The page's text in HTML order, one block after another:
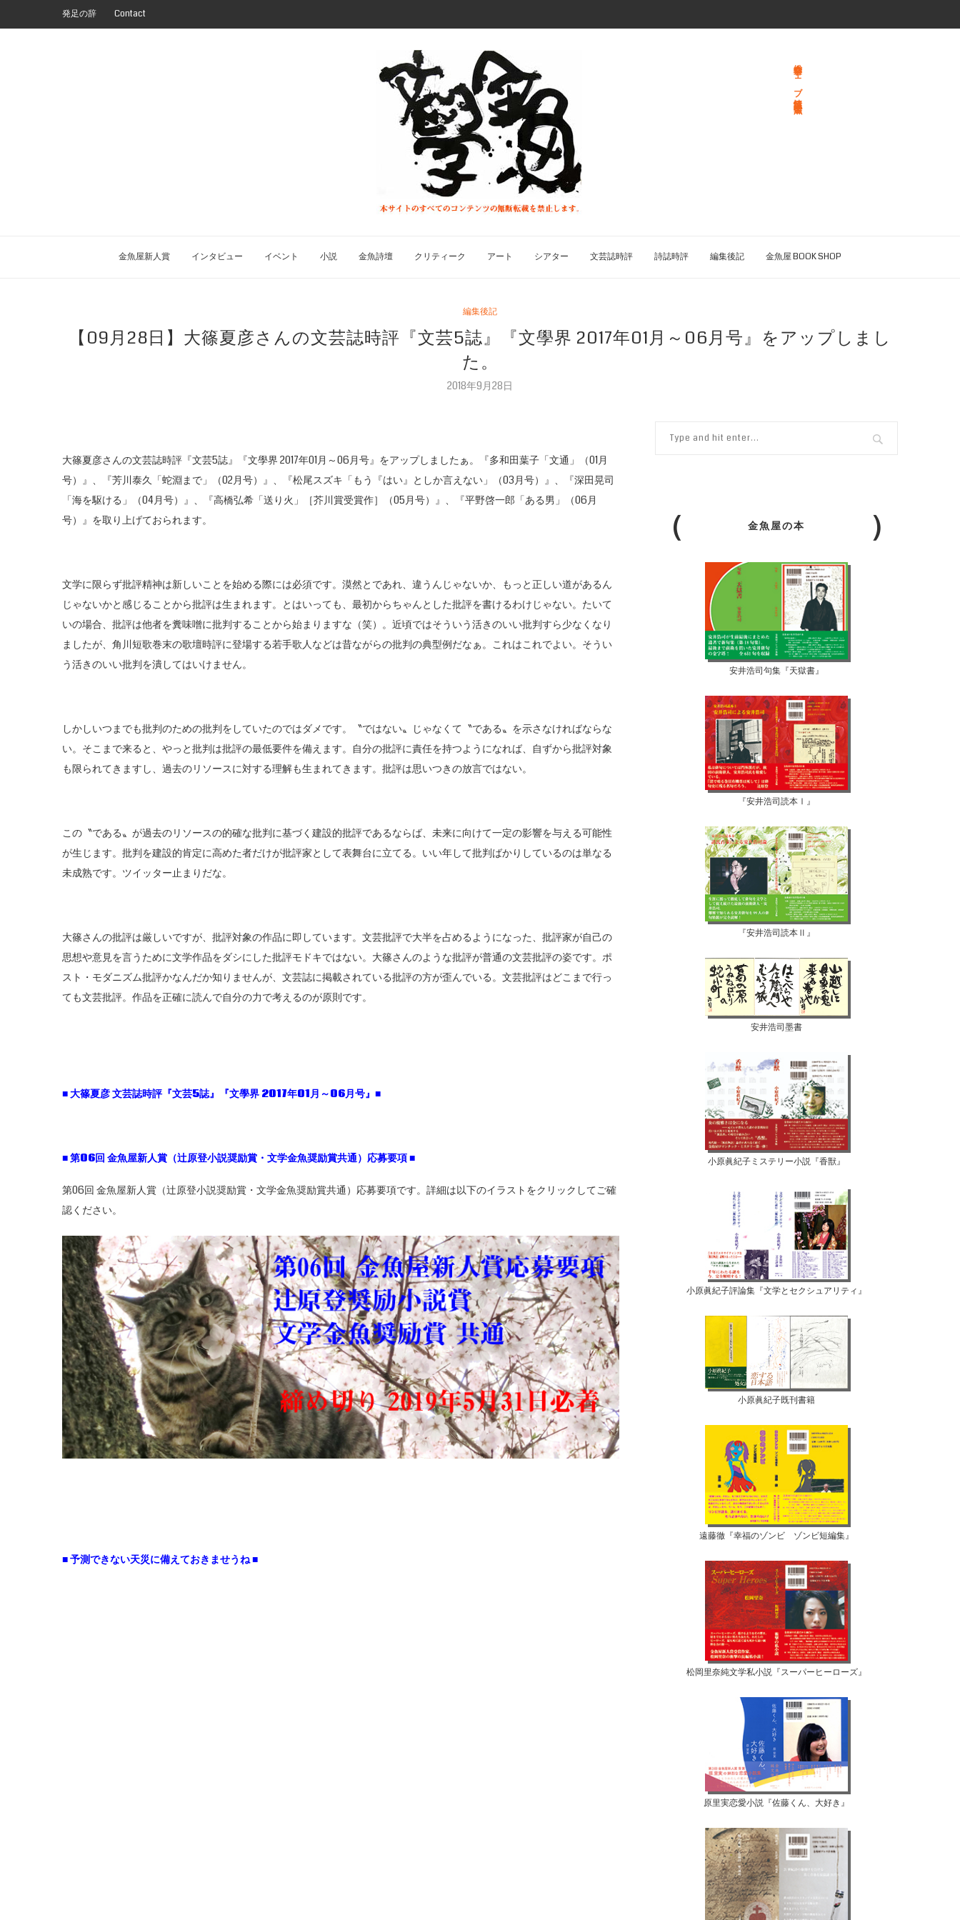
発足の辞 Contact
総合文学ウェブ情報誌 文学金魚
金魚屋新人賞 インタビュー イベント 小説 金魚詩壇 クリティーク アート シアター 文芸誌時評 詩誌時評 編集後記 金魚屋 BOOK SHOP
編集後記
【09月28日】大篠夏彦さんの文芸誌時評『文芸5誌』『文學界 2017年01月～06月号』をアップしまし
た。
2018年9月28日
大篠夏彦さんの文芸誌時評『文芸5誌』『文學界 2017年01月～06月号』をアップしましたぁ。『多和田葉子「文通」（01月
号）』、『芳川泰久「蛇淵まで」（02月号）』、『松尾スズキ「もう『はい』としか言えない」（03月号）』、『深田晃司
「海を駆ける」（04月号）』、『高橋弘希「送り火」［芥川賞受賞作］（05月号）』、『平野啓一郎「ある男」（06月
号）』を取り上げておられます。
文学に限らず批評精神は新しいことを始める際には必須です。漠然とであれ、違うんじゃないか、もっと正しい道があるん
じゃないかと感じることから批評は生まれます。とはいっても、最初からちゃんとした批評を書けるわけじゃない。たいて
いの場合、批評は他者を糞味噌に批判することから始まりますな（笑）。近頃ではそういう活きのいい批判すら少なくなり
ましたが、角川短歌巻末の歌壇時評に登場する若手歌人などは昔ながらの批判の典型例だなぁ。これはこれでよい。そうい
う活きのいい批判を潰してはいけません。
しかしいつまでも批判のための批判をしていたのではダメです。〝ではない〟じゃなくて〝である〟を示さなければならな
い。そこまで来ると、やっと批判は批評の最低要件を備えます。自分の批評に責任を持つようになれば、自ずから批評対象
も限られてきますし、過去のリソースに対する理解も生まれてきます。批評は思いつきの放言ではない。
この〝である〟が過去のリソースの的確な批判に基づく建設的批評であるならば、未来に向けて一定の影響を与える可能性
が生じます。批判を建設的肯定に高めた者だけが批評家として表舞台に立てる。いい年して批判ばかりしているのは単なる
未成熟です。ツイッター止まりだな。
大篠さんの批評は厳しいですが、批評対象の作品に即しています。文芸批評で大半を占めるようになった、批評家が自己の
思想や意見を言うために文学作品をダシにした批評モドキではない。大篠さんのような批評が普通の文芸批評の姿です。ポ
スト・モダニズム批評かなんだか知りませんが、文芸誌に掲載されている批評の方が歪んでいる。文芸批評はどこまで行っ
ても文芸批評。作品を正確に読んで自分の力で考えるのが原則です。
■大篠夏彦文芸誌時評『文芸5誌』『文學界 2017年01月～06月号』■
■第06回 金魚屋新人賞（辻原登小説奨励賞・文学金魚奨励賞共通）応募要項■
第06回 金魚屋新人賞（辻原登小説奨励賞・文学金魚奨励賞共通）応募要項です。詳細は以下のイラストをクリックしてご確
認ください。
■ 予測できない天災に備えておきませうね ■
金魚屋の本
安井浩司句集『天獄書』
『安井浩司読本Ⅰ』
『安井浩司読本Ⅱ』
安井浩司墨書
小原眞紀子ミステリー小説『香獣』
小原眞紀子評論集『文学とセクシュアリティ』
小原眞紀子既刊書籍
遠藤徹『幸福のゾンビ ゾンビ短編集』
松岡里奈純文学私小説『スーパーヒーローズ』
原里実恋愛小説『佐藤くん、大好き』